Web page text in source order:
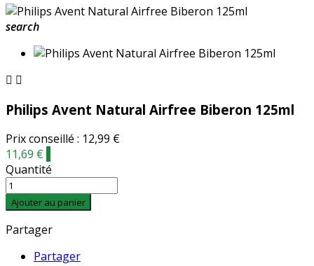
search
 
Philips Avent Natural Airfree Biberon 125ml
Prix conseillé : 12,99 €
11,69 €
Quantité
Ajouter au panier
Partager
Partager